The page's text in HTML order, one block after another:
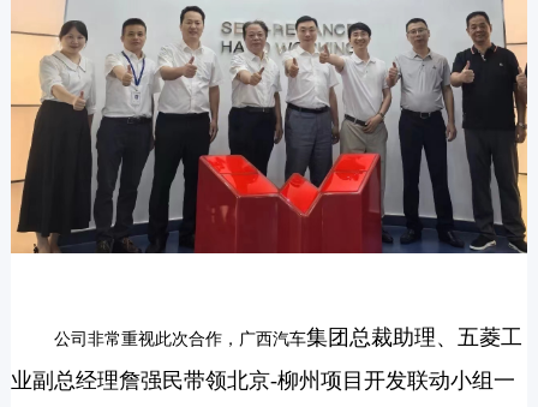
公司非常重视此次合作，广西汽车集团总裁助理、五菱工
业副总经理詹强民带领北京-柳州项目开发联动小组一